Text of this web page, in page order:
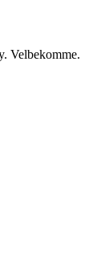
Velbekomme.